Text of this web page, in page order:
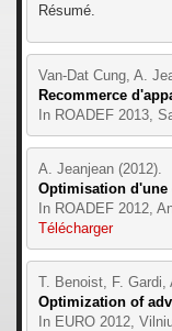
Résumé.
Van-Dat Cung, A.
Recommerce
In ROADEF 2013,
A. Jeanjean (2012).
Optimisation d'une
In ROADEF 2012,
Télécharger
T. Benoist, F. Gardi,
Optimization of
In EURO 2012,